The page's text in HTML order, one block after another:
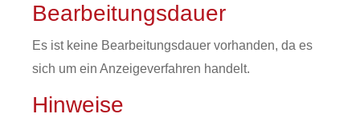
Bearbeitungsdauer
Es ist keine Bearbeitungsdauer vorhanden, da es
sich um ein Anzeigeverfahren handelt.
Hinweise